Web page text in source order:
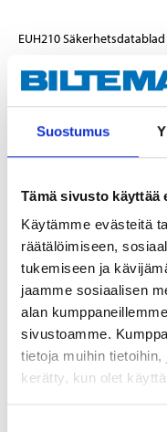
Suostumus
Tämä sivusto käyttää
Käytämme evästeitä
räätälöimiseen,
tukemiseen ja
jaamme sosiaalisen
alan
sivustoamme.
tietoja muihin
kerätty, kun olet
EUH210
Teknisk specifikation
Volym
Förtjockningsmedel
Basolja
Färg
NLGI-nr.
Droppunkt
Viskositet